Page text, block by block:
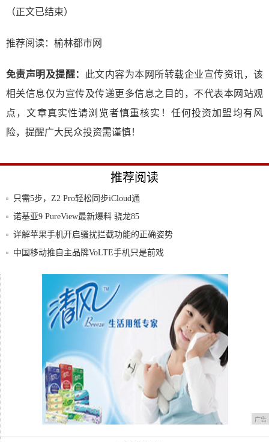
（正文已结束）
推荐阅读： 榆林都市网
免责声明及提醒：
此文内容为本网所转载企业宣传资讯，该
相关信息仅为宣传及传递更多信息之目的，不代表本网站观
点，文章真实性请浏览者慎重核实！任何投资加盟均有风
险，提醒广大民众投资需谨慎！
推荐阅读
只需5步，Z2 Pro轻松同步iCloud通
诺基亚9 PureView最新爆料 骁龙85
详解苹果手机开启骚扰拦截功能的正确姿势
中国移动推自主品牌VoLTE手机只是前戏
千元全网通机型对决 大神F2 VS荣耀4X谁
广告